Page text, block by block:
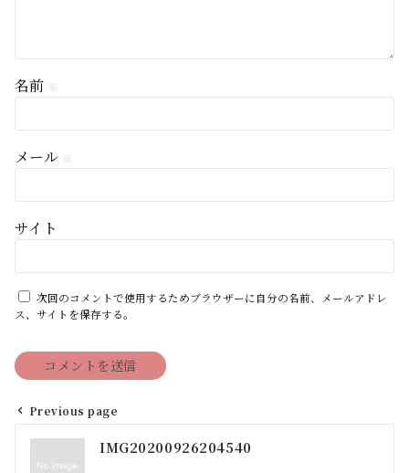
名前 ※
メール ※
サイト
次回のコメントで使用するためブラウザーに自分の名前、メールアドレ
ス、サイトを保存する。
投
Previous page
IMG20200926204540